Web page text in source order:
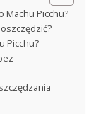
Machu Picchu?
Picchu?